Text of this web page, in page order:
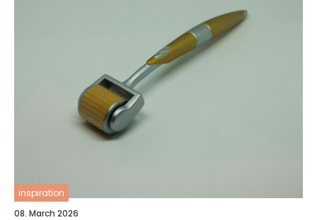
inspiration
08. March 2026